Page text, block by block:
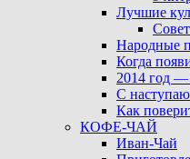
Лучшие
Народные
Когда
2014 год
С
Как
КОФЕ-ЧАЙ
Иван-Чай